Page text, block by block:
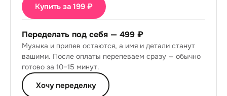
Купить за 199 ₽
Переделать под себя — 499 ₽
Музыка и припев остаются, а имя и детали станут
вашими. После оплаты перепеваем сразу — обычно
готово за 10–15 минут.
Хочу переделку